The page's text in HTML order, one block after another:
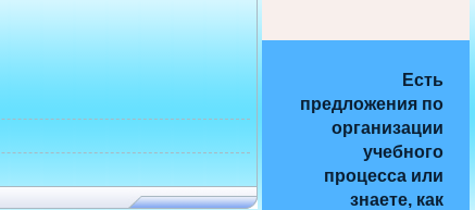
Есть
предложения по
организации
учебного
процесса или
знаете, как